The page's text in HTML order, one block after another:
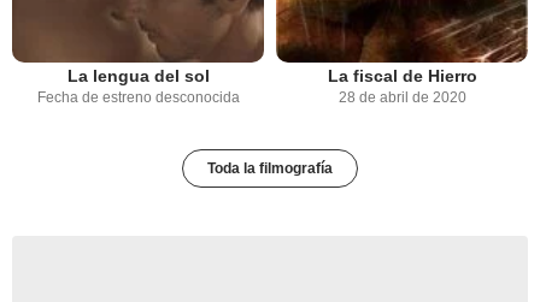
La lengua del sol
Fecha de estreno desconocida
La fiscal de Hierro
28 de abril de 2020
Toda la filmografía